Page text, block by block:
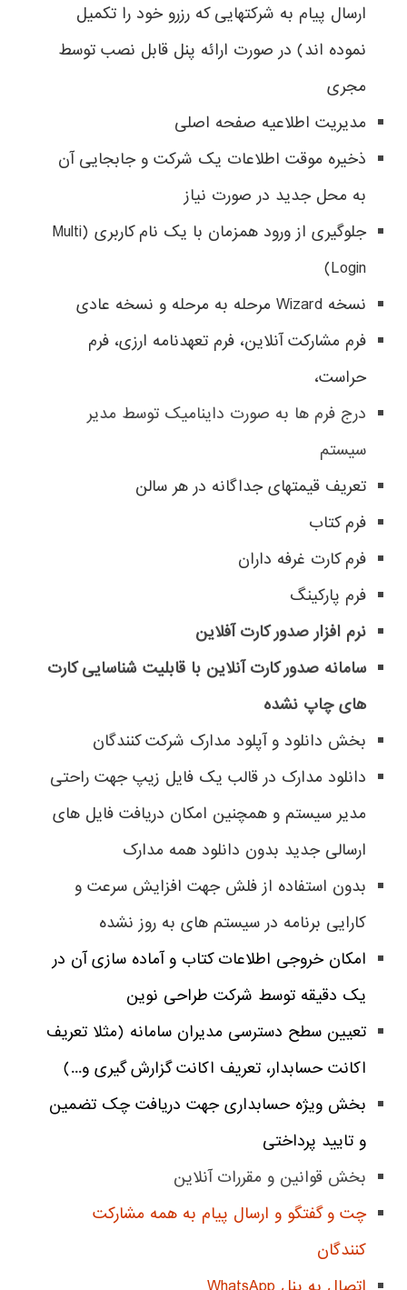
ارسال پیام به شرکتهایی که رزرو خود را تکمیل
نموده اند) در صورت ارائه پنل قابل نصب توسط
مجری
مدیریت اطلاعیه صفحه اصلی
ذخیره موقت اطلاعات یک شرکت و جابجایی آن
به محل جدید در صورت نیاز
جلوگیری از ورود همزمان با یک نام کاربری (Multi
Login)
نسخه Wizard مرحله به مرحله و نسخه عادی
فرم مشارکت آنلاین، فرم تعهدنامه ارزی، فرم
حراست،
درج فرم ها به صورت داینامیک توسط مدیر
سیستم
تعریف قیمتهای جداگانه در هر سالن
فرم کتاب
فرم کارت غرفه داران
فرم پارکینگ
نرم افزار صدور کارت آفلاین
سامانه صدور کارت آنلاین با قابلیت شناسایی کارت
های چاپ نشده
بخش دانلود و آپلود مدارک شرکت کنندگان
دانلود مدارک در قالب یک فایل زیپ جهت راحتی
مدیر سیستم و همچنین امکان دریافت فایل های
ارسالی جدید بدون دانلود همه مدارک
بدون استفاده از فلش جهت افزایش سرعت و
کارایی برنامه در سیستم های به روز نشده
امکان خروجی اطلاعات کتاب و آماده سازی آن در
یک دقیقه توسط شرکت طراحی نوین
تعیین سطح دسترسی مدیران سامانه (مثلا تعریف
اکانت حسابدار، تعریف اکانت گزارش گیری و...)
بخش ویژه حسابداری جهت دریافت چک تضمین
و تایید پرداختی
بخش قوانین و مقررات آنلاین
چت و گفتگو و ارسال پیام به همه مشارکت
کنندگان